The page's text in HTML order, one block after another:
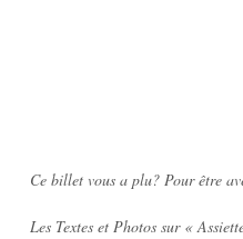
Ce billet vous a plu? Pour être
Les Textes et Photos sur «